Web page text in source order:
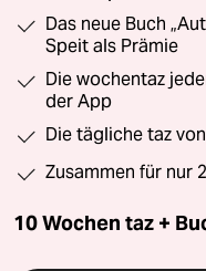
Das neue Buch
Speit als Prämie
Die wochentaz
der App
Die tägliche taz
Zusammen für nur
10 Wochen taz +